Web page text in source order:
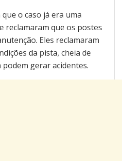
o caso já era uma
reclamaram que os postes
Eles reclamaram
da pista, cheia de
gerar acidentes.